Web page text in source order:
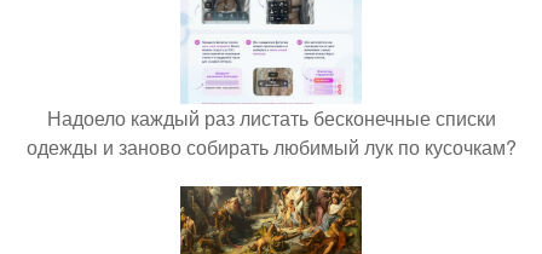
Надоело каждый раз листать бесконечные списки
одежды и заново собирать любимый лук по кусочкам?